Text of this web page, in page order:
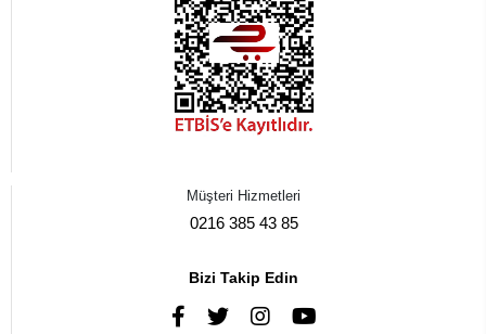
Müşteri Hizmetleri
0216 385 43 85
Bizi Takip Edin